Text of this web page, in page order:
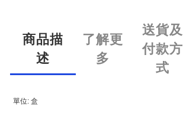
商品描
述
了解更
多
送貨及
付款方
式
單位: 盒